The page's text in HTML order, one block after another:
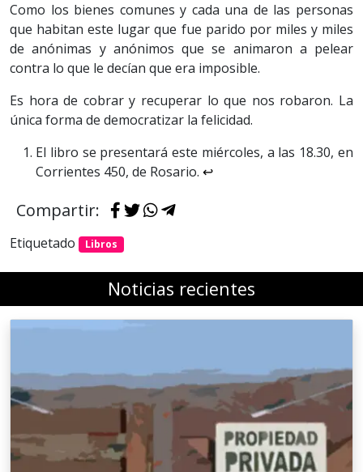
Como los bienes comunes y cada una de las personas
que habitan este lugar que fue parido por miles y miles
de anónimas y anónimos que se animaron a pelear
contra lo que le decían que era imposible.
Es hora de cobrar y recuperar lo que nos robaron. La
única forma de democratizar la felicidad.
El libro se presentará este miércoles, a las 18.30, en
Corrientes 450, de Rosario. ↩︎
Compartir:
Etiquetado Libros
Noticias recientes